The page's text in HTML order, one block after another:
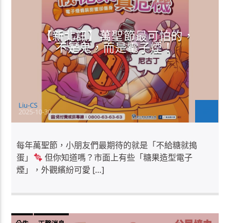
【新北訊】萬聖節最可怕的，
不是鬼，而是電子煙！​
Liu-CS
2025-10-30
每年萬聖節，小朋友們最期待的就是「不給糖就搗
蛋」​
但你知道嗎？​市面上有些「糖果造型電子
煙」，外觀繽紛可愛 […]